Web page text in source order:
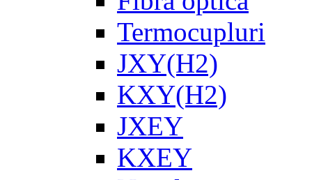
Termocupluri
JXY(H2)
KXY(H2)
JXEY
KXEY